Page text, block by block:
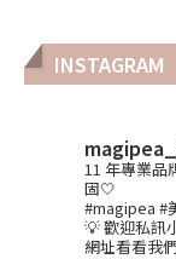
INSTAGRAM
11 年專業品
固🤍
#magipea #
💡歡迎私訊
網址看看我